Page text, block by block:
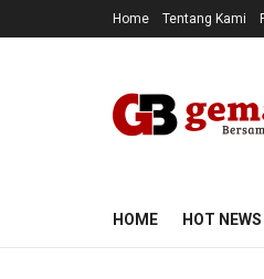
Home Tentang Kami
HOME HOT NEWS